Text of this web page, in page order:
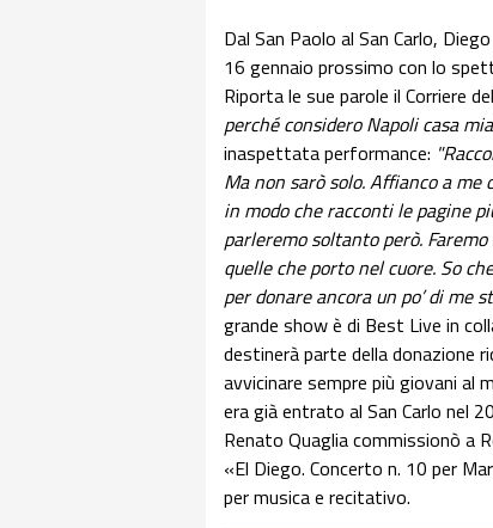
Dal San Paolo al San Carlo,
16 gennaio prossimo con lo
Riporta le sue parole il Corriere
perché considero Napoli casa
inaspettata performance:
Ma non sarò solo. Affianco a
in modo che racconti le pagine
parleremo soltanto però.
quelle che porto nel cuore. So
per donare ancora un po’ di me
grande show è di Best Live in
destinerà parte della donazione
avvicinare sempre più giovani al
era già entrato al San Carlo nel
Renato Quaglia commissionò a
«El Diego. Concerto n. 10 per
per musica e recitativo.